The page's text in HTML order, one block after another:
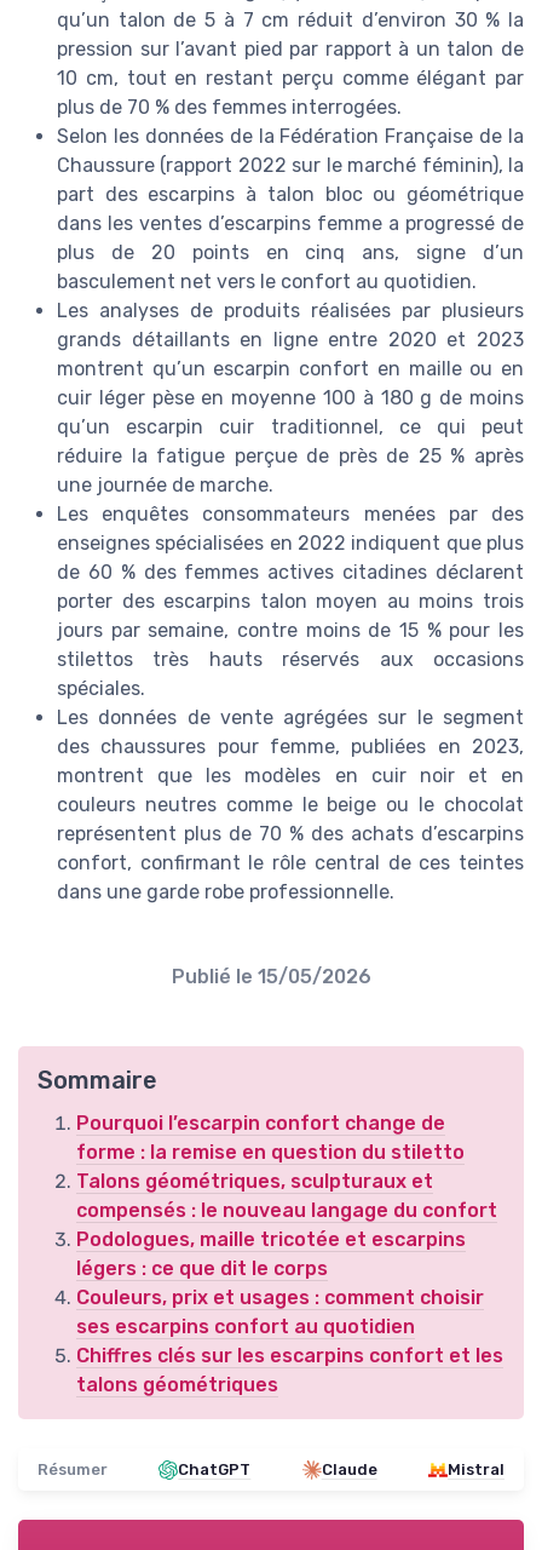
qu’un talon de 5 à 7 cm réduit d’environ 30 % la
pression sur l’avant pied par rapport à un talon de
10 cm, tout en restant perçu comme élégant par
plus de 70 % des femmes interrogées.
Selon les données de la Fédération Française de la
Chaussure (rapport 2022 sur le marché féminin), la
part des escarpins à talon bloc ou géométrique
dans les ventes d’escarpins femme a progressé de
plus de 20 points en cinq ans, signe d’un
basculement net vers le confort au quotidien.
Les analyses de produits réalisées par plusieurs
grands détaillants en ligne entre 2020 et 2023
montrent qu’un escarpin confort en maille ou en
cuir léger pèse en moyenne 100 à 180 g de moins
qu’un escarpin cuir traditionnel, ce qui peut
réduire la fatigue perçue de près de 25 % après
une journée de marche.
Les enquêtes consommateurs menées par des
enseignes spécialisées en 2022 indiquent que plus
de 60 % des femmes actives citadines déclarent
porter des escarpins talon moyen au moins trois
jours par semaine, contre moins de 15 % pour les
stilettos très hauts réservés aux occasions
spéciales.
Les données de vente agrégées sur le segment
des chaussures pour femme, publiées en 2023,
montrent que les modèles en cuir noir et en
couleurs neutres comme le beige ou le chocolat
représentent plus de 70 % des achats d’escarpins
confort, confirmant le rôle central de ces teintes
dans une garde robe professionnelle.
Publié le 15/05/2026
Sommaire
Pourquoi l’escarpin confort change de
forme : la remise en question du stiletto
Talons géométriques, sculpturaux et
compensés : le nouveau langage du confort
Podologues, maille tricotée et escarpins
légers : ce que dit le corps
Couleurs, prix et usages : comment choisir
ses escarpins confort au quotidien
Chiffres clés sur les escarpins confort et les
talons géométriques
Résumer ChatGPT Claude Mistral